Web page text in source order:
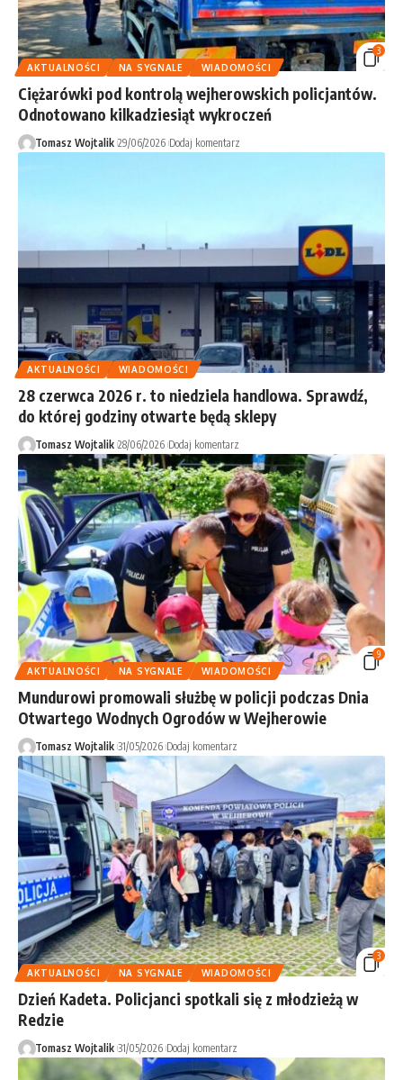
3
AKTUALNOŚCI
NA SYGNALE WIADOMOŚCI
Ciężarówki pod kontrolą wejherowskich policjantów.
Odnotowano kilkadziesiąt wykroczeń
Tomasz Wojtalik 29/06/2026 Dodaj komentarz
AKTUALNOŚCI WIADOMOŚCI
28 czerwca 2026 r. to niedziela handlowa. Sprawdź,
do której godziny otwarte będą sklepy
Tomasz Wojtalik 28/06/2026 Dodaj komentarz
9
AKTUALNOŚCI
NA SYGNALE WIADOMOŚCI
Mundurowi promowali służbę w policji podczas Dnia
Otwartego Wodnych Ogrodów w Wejherowie
Tomasz Wojtalik 31/05/2026 Dodaj komentarz
3
AKTUALNOŚCI
NA SYGNALE WIADOMOŚCI
Dzień Kadeta. Policjanci spotkali się z młodzieżą w
Redzie
Tomasz Wojtalik 31/05/2026 Dodaj komentarz